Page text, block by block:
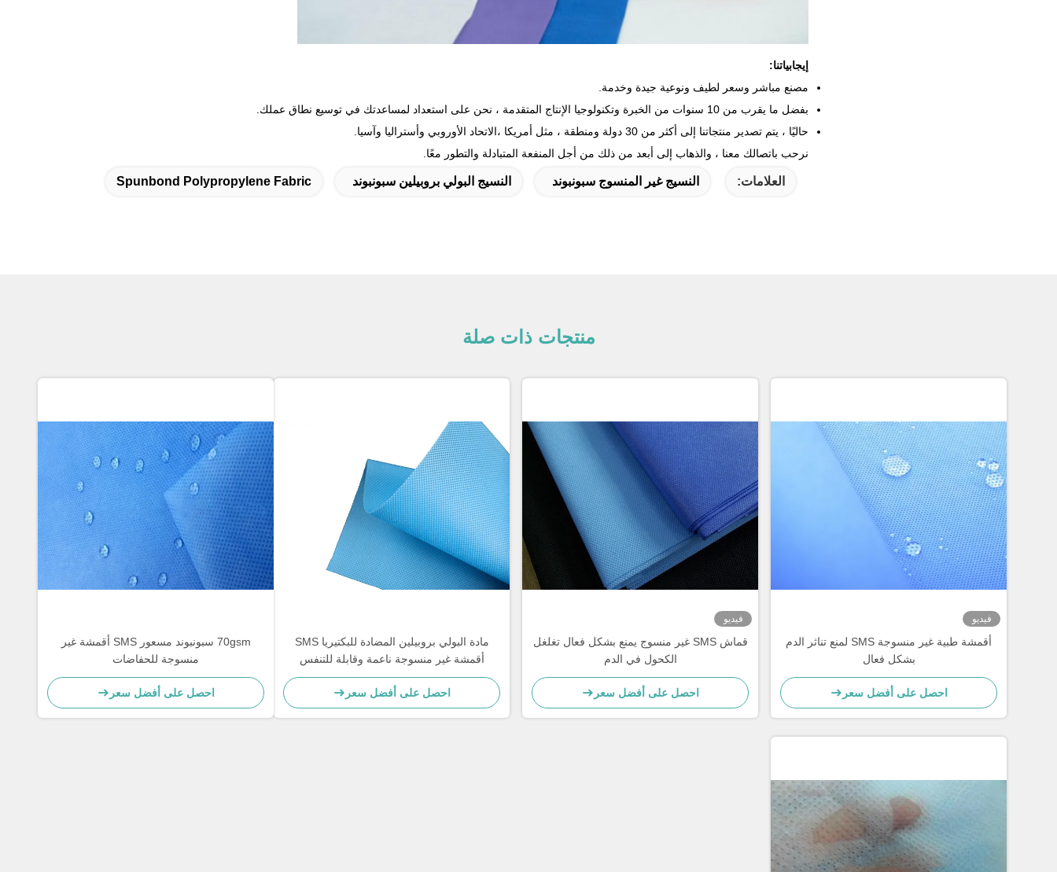
إيجابياتنا:
مصنع مباشر وسعر لطيف ونوعية جيدة وخدمة.
بفضل ما يقرب من 10 سنوات من الخبرة وتكنولوجيا الإنتاج المتقدمة ، نحن على استعداد لمساعدتك في توسيع نطاق عملك.
حاليًا ، يتم تصدير منتجاتنا إلى أكثر من 30 دولة ومنطقة ، مثل أمريكا ،
الاتحاد الأوروبي وأستراليا وآسيا.
نرحب باتصالك معنا ، والذهاب إلى أبعد من ذلك من أجل المنفعة المتبادلة والتطور معًا.
العلامات: النسيج غير المنسوج سبونبوند النسيج البولي بروبيلين سبونبوند Spunbond Polypropylene Fabric
منتجات ذات صلة
فيديو
أقمشة طبية غير منسوجة SMS لمنع تناثر الدم
بشكل فعال
احصل على أفضل سعر
فيديو
قماش SMS غير منسوج يمنع بشكل فعال تغلغل
الكحول في الدم
احصل على أفضل سعر
مادة البولي بروبيلين المضادة للبكتيريا SMS
أقمشة غير منسوجة ناعمة وقابلة للتنفس
احصل على أفضل سعر
70gsm سبونبوند مسعور SMS أقمشة غير
منسوجة للحفاضات
احصل على أفضل سعر